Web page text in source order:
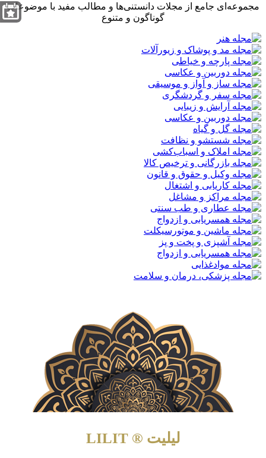
مجموعه‌ای جامع از مجلات دانستنی‌ها و مطالب مفید با موضوعات
گوناگون و متنوع
لیلیت ® LILIT